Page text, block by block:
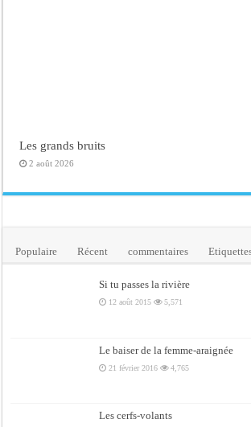
Les grands bruits
2 août 2026
Populaire Récent commentaires
Si tu passes la rivière
12 août 2015 5,571
Le baiser de la femme-araignée
21 février 2016 4,765
Les cerfs-volants